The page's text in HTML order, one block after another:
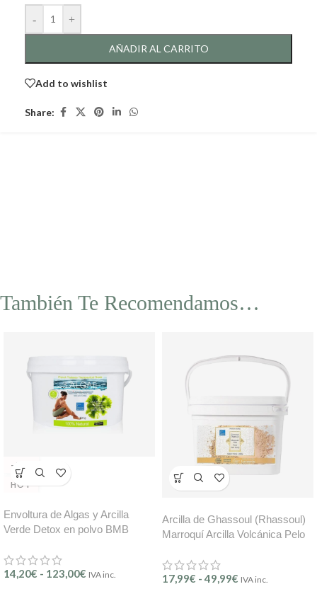
- +
AÑADIR AL CARRITO
Add to wishlist
Share:
También Te Recomendamos…
-43%
HOT
Envoltura de Algas y Arcilla
Verde Detox en polvo BMB
14,20€ - 123,00€ IVA inc.
Arcilla de Ghassoul (Rhassoul)
Marroquí Arcilla Volcánica Pelo
17,99€ - 49,99€ IVA inc.